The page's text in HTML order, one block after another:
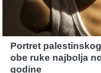
Portret
obe ruke najbolja
godine